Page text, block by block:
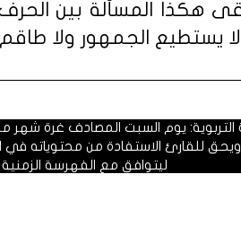
هكذا المسألة بين
يستطيع الجمهور ولا
المصادف غرة شهر محرم 1428هـ، الموافق العشرون من شهر يناير
للقارئ الاستفادة من محتوياته
ليتوافق مع الفهرسة